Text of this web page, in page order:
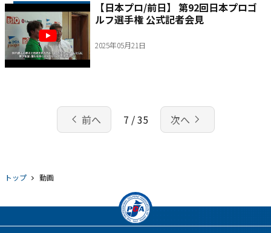
【日本プロ/前日】 第92回日本プロゴ
ルフ選手権 公式記者会見
2025年05月21日
chevron_left 前へ 7 / 35 次へ navigate_next
トップ 動画